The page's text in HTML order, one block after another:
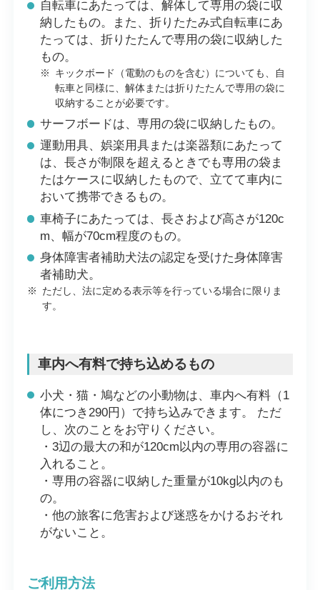
自転車にあたっては、解体して専用の袋に収
納したもの。また、折りたたみ式自転車にあ
たっては、折りたたんで専用の袋に収納した
もの。
※
キックボード（電動のものを含む）についても、自
転車と同様に、解体または折りたたんで専用の袋に
収納することが必要です。
サーフボードは、専用の袋に収納したもの。
運動用具、娯楽用具または楽器類にあたって
は、長さが制限を超えるときでも専用の袋ま
たはケースに収納したもので、立てて車内に
おいて携帯できるもの。
車椅子にあたっては、長さおよび高さが120c
m、幅が70cm程度のもの。
身体障害者補助犬法の認定を受けた身体障害
者補助犬。
※
ただし、法に定める表示等を行っている場合に限りま
す。
車内へ有料で持ち込めるもの
小犬・猫・鳩などの小動物は、車内へ有料（1
体につき290円）で持ち込みできます。 ただ
し、次のことをお守りください。
・3辺の最大の和が120cm以内の専用の容器に
入れること。
・専用の容器に収納した重量が10kg以内のも
の。
・他の旅客に危害および迷惑をかけるおそれ
がないこと。
ご利用方法